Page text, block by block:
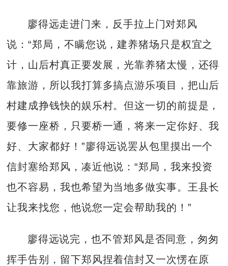
廖得远走进门来，反手拉上门对郑风
说：“郑局，不瞒您说，建养猪场只是权宜之
计，山后村真正要发展，光靠养猪太慢，还得
靠旅游，所以我打算多搞点游乐项目，把山后
村建成挣钱快的娱乐村。但这一切的前提是，
要修一座桥，只要桥一通，将来一定你好、我
好、大家都好！”廖得远说罢从包里摸出一个
信封塞给郑风，凑近他说：“郑局，我来投资
也不容易，我也希望为当地多做实事。王县长
让我来找您，他说您一定会帮助我的！”
廖得远说完，也不管郑风是否同意，匆匆
挥手告别，留下郑风捏着信封又一次愣在原